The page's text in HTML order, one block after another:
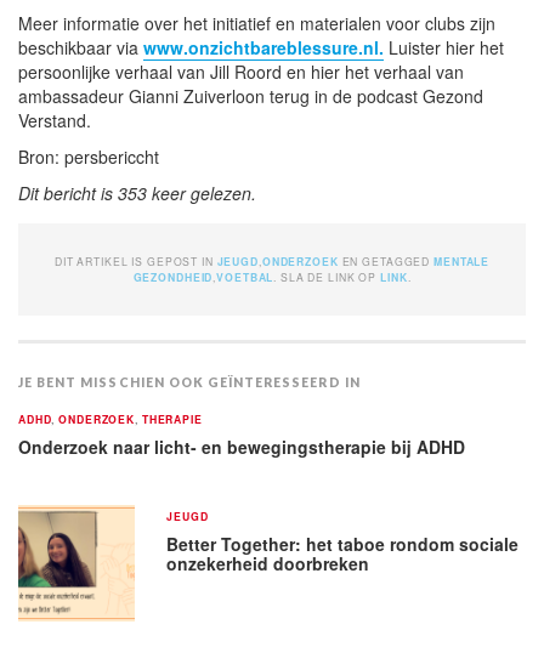
Meer informatie over het initiatief en materialen voor clubs zijn
beschikbaar via www.onzichtbareblessure.nl. Luister hier het
persoonlijke verhaal van Jill Roord en hier het verhaal van
ambassadeur Gianni Zuiverloon terug in de podcast Gezond
Verstand.
Bron: persbericcht
Dit bericht is 353 keer gelezen.
DIT ARTIKEL IS GEPOST IN JEUGD ONDERZOEK EN GETAGGEDMENTALE
GEZONDHEID ,VOETBAL . SLA DE LINK OPLINK
JE BENT MISSCHIEN OOK GEÏNTERESSEERD IN
ADHD ,ONDERZOEK THERAPIE
Onderzoek naar licht- en bewegingstherapie bij ADHD
JEUGD
Better Together: het taboe rondom sociale
onzekerheid doorbreken